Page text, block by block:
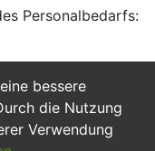
bessere
die Nutzung
Verwendung
Personalbedarfs: